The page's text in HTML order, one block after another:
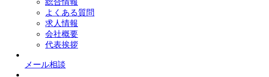
総合情報
よくある質問
求人情報
会社概要
代表挨拶
メール相談